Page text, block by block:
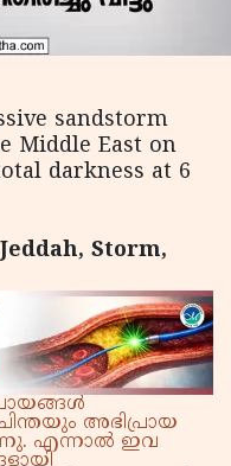
sandstorm
Middle East on
darkness at 6
Storm,
അഭിപ്രായ
എന്നാൽ ഇവ